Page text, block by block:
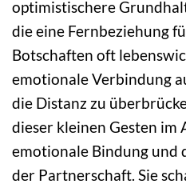
optimistischere
die eine Fernbeziehung
Botschaften oft
emotionale Verbindung
die Distanz zu
dieser kleinen Gesten im
emotionale Bindung und
der Partnerschaft. Sie